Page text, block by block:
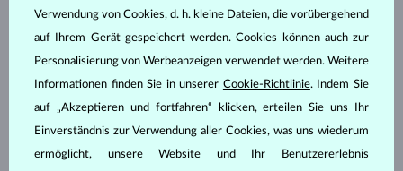
SCHMUCK AUS DEMKLENOTA ATELIER
Verwendung von Cookies, d. h. kleine Dateien, die vorübergehend
auf Ihrem Gerät gespeichert werden. Cookies können auch zur
Personalisierung von Werbeanzeigen verwendet werden. Weitere
Informationen finden Sie in unserer Cookie-Richtlinie. Indem Sie
auf „Akzeptieren und fortfahren“ klicken, erteilen Sie uns Ihr
Einverständnis zur Verwendung aller Cookies, was uns wiederum
ermöglicht, unsere Website und Ihr Benutzererlebnis